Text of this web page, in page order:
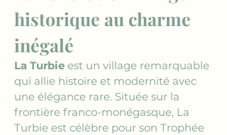
historique au charme
inégalé
La Turbie est un village remarquable
qui allie histoire et modernité avec
une élégance rare. Située sur la
frontière franco-monégasque, La
Turbie est célèbre pour son Trophée